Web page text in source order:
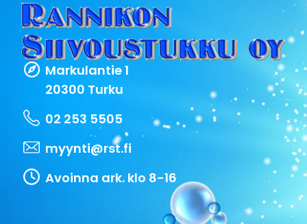
Markulantie 1
20300 Turku
02 253 5505
myynti@rst.fi
Avoinna ark. klo 8-16